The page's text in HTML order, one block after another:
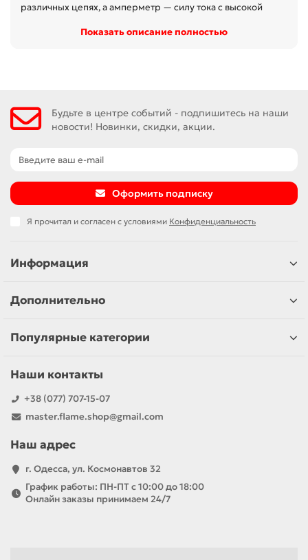
различных цепях, а амперметр — силу тока с высокой
эксплуатации, компактным дизайном и долговечностью,
эффективного и безопасного контроля электрических
систем.
Показать описание полностью
Показать описание полностью
Будьте в центре событий - подпишитесь на наши
новости! Новинки, скидки, акции.
Оформить подписку
Я прочитал и согласен с условиями Конфиденциальность
Информация
Дополнительно
Популярные категории
Наши контакты
+38 (077) 707-15-07
master.flame.shop@gmail.com
Наш адрес
г. Одесса, ул. Космонавтов 32
График работы: ПН-ПТ с 10:00 до 18:00
Онлайн заказы принимаем 24/7